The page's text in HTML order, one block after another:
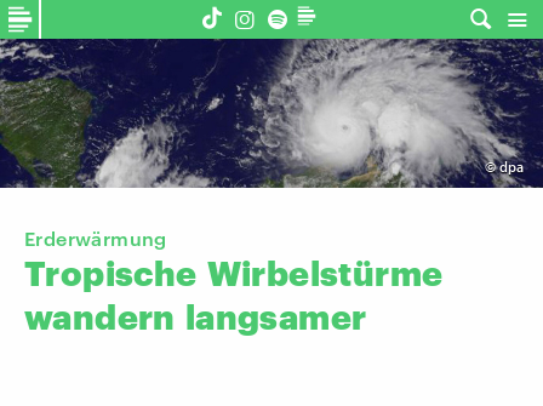
©dpa
Erderwärmung
Tropische Wirbelstürme
wandern langsamer